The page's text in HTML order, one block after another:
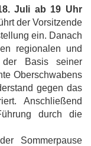
Juli ab 19 Uhr
der Vorsitzende
ein. Danach
regionalen und
Basis seiner
Oberschwabens
gegen das
Anschließend
durch die
Sommerpause